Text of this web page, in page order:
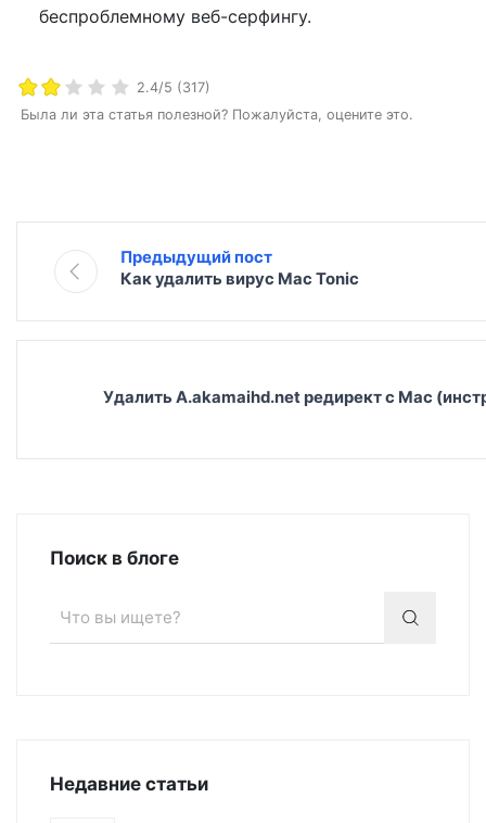
беспроблемному веб-серфингу.
2.4/5 (317)
Была ли эта статья полезной? Пожалуйста, оцените это.
Предыдущий пост
Как удалить вирус Mac Tonic
Удалить A.akamaihd.net редирект с Mac
Поиск в блоге
Недавние статьи